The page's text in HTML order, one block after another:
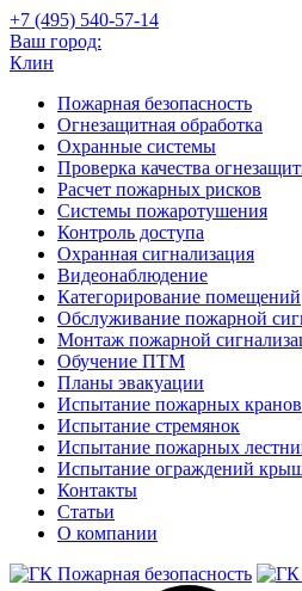
+7 (495) 540-57-14
Ваш город:
Клин
Пожарная безопасность
Огнезащитная обработка
Охранные системы
Проверка качества
Расчет пожарных рисков
Системы пожаротушения
Контроль доступа
Охранная сигнализация
Видеонаблюдение
Категорирование помещений
Обслуживание пожарной
Монтаж пожарной
Обучение ПТМ
Планы эвакуации
Испытание пожарных кранов
Испытание стремянок
Испытание пожарных
Испытание ограждений
Контакты
Статьи
О компании